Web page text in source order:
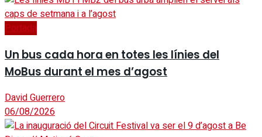
Portada
Un bus cada hora en totes les línies del
MoBus durant el mes d’agost
David Guerrero
06/08/2026